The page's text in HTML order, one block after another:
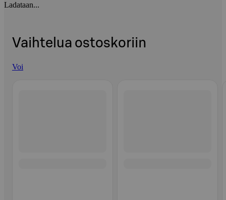
Ladataan...
Vaihtelua ostoskoriin
Voi